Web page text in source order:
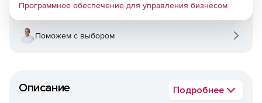
Описание Подробнее
Программное обеспечение для управления бизнесом
Поможем с выбором